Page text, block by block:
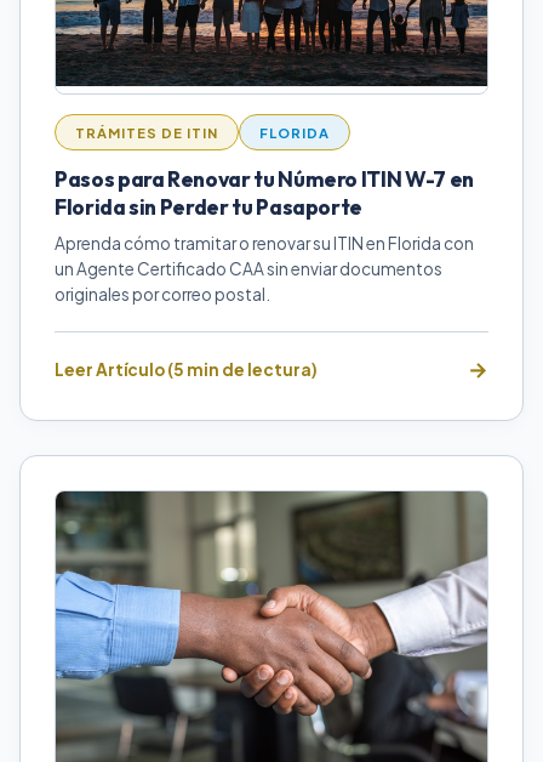
TRÁMITES DE ITIN FLORIDA
Pasos para Renovar tu Número ITIN W-7 en
Florida sin Perder tu Pasaporte
Aprenda cómo tramitar o renovar su ITIN en Florida con
un Agente Certificado CAA sin enviar documentos
originales por correo postal.
Leer Artículo (5 min de lectura)